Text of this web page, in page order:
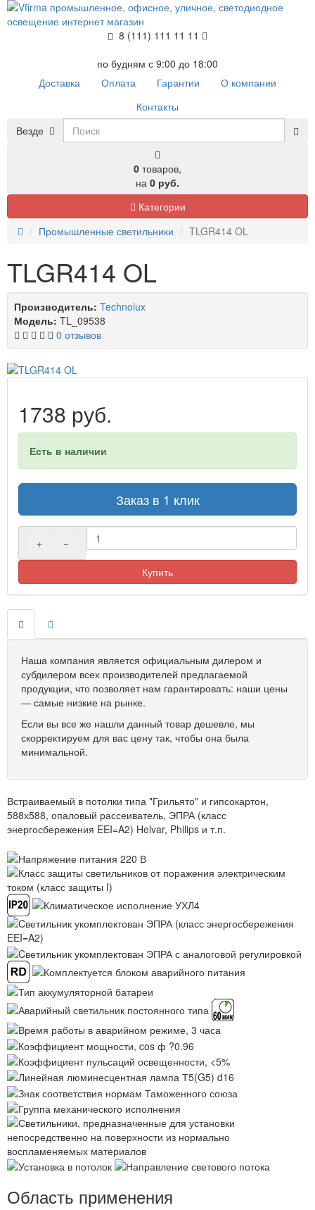
8 (111) 111 11 11
по будням с 9:00 до 18:00
Доставка
Оплата Гарантии
О компании
Контакты
Везде
0 товаров,
на 0 руб.
Категории
Промышленные светильники
TLGR414 OL
TLGR414 OL
Производитель: Technolux
Модель: TL_09538
0 отзывов
1738 руб.
Есть в наличии
Заказ в 1 клик
+ −
Купить
Наша компания является официальным дилером и
субдилером всех производителей предлагаемой
продукции, что позволяет нам гарантировать: наши цены
— самые низкие на рынке.
Если вы все же нашли данный товар дешевле, мы
скорректируем для вас цену так, чтобы она была
минимальной.
Встраиваемый в потолки типа "Грильято" и гипсокартон,
588х588, опаловый рассеиватель, ЭПРА (класс
энергосбережения EEI=A2) Helvar, Philips и т.п.
Область применения